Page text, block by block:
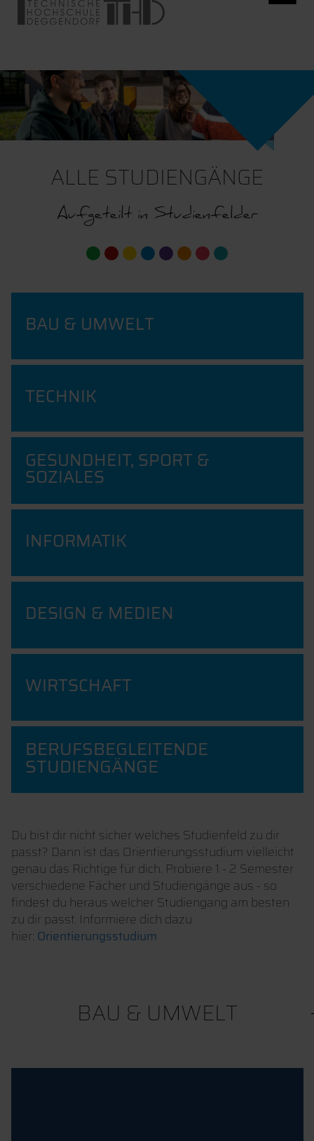
ALLE STUDIENGÄNGE
Aufgeteilt in Studienfelder
BAU & UMWELT
TECHNIK
GESUNDHEIT, SPORT &
SOZIALES
INFORMATIK
DESIGN & MEDIEN
WIRTSCHAFT
BERUFSBEGLEITENDE
STUDIENGÄNGE
Du bist dir nicht sicher welches Studienfeld zu dir
passt? Dann ist das Orientierungsstudium vielleicht
genau das Richtige für dich. Probiere 1 - 2 Semester
verschiedene Fächer und Studiengänge aus - so
findest du heraus welcher Studiengang am besten
zu dir passt. Informiere dich dazu
hier: Orientierungsstudium
BAU & UMWELT